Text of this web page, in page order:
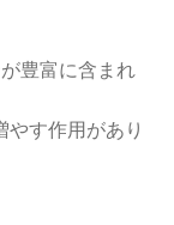
豊富に含まれ
す作用があり